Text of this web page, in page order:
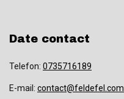
Date contact
Telefon: 0735716189
E-mail: contact@feldefel.com